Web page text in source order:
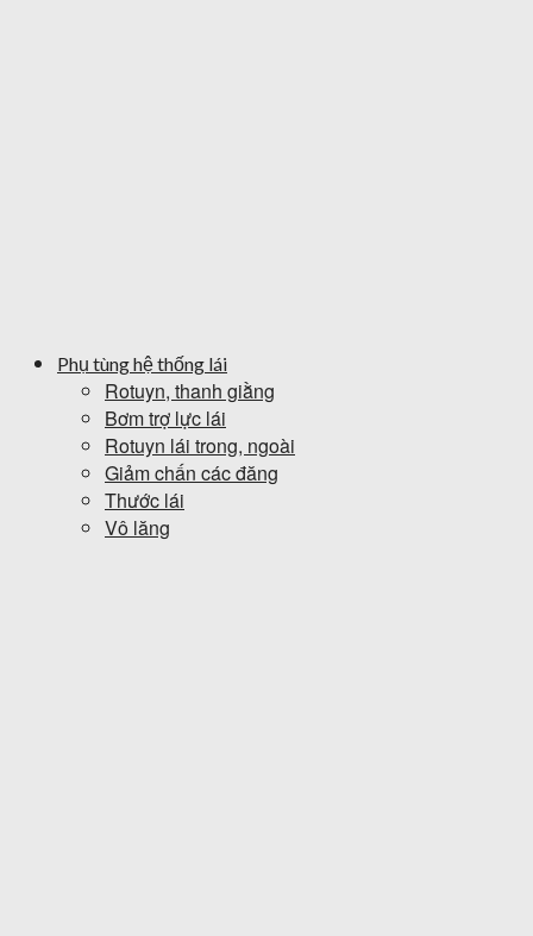
Phụ tùng hệ thống lái
Rotuyn, thanh giằng
Bơm trợ lực lái
Rotuyn lái trong, ngoài
Giảm chấn các đăng
Thước lái
Vô lăng